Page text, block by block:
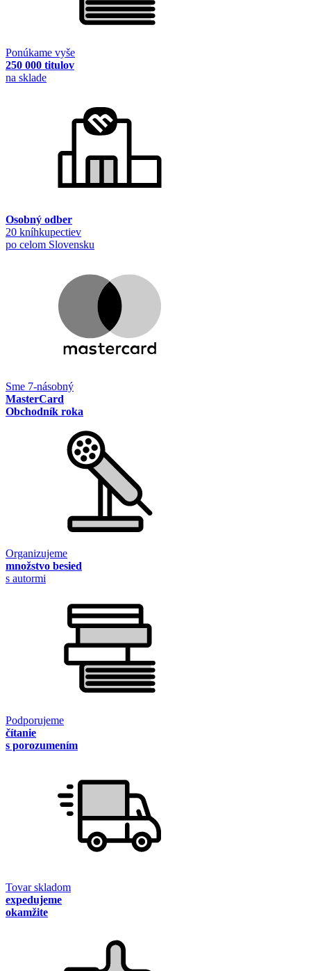
Ponúkame vyše
250 000 titulov
na sklade
Osobný odber
20 kníhkupectiev
po celom Slovensku
Sme 7-násobný
MasterCard
Obchodník roka
Organizujeme
množstvo besied
s autormi
Podporujeme
čítanie
s porozumením
Tovar skladom
expedujeme
okamžite